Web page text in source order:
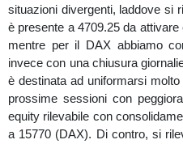
situazioni divergenti, laddove si
è presente a 4709.25 da
mentre per il DAX abbiamo
invece con una chiusura
è destinata ad uniformarsi
prossime sessioni con
equity rilevabile con
a 15770 (DAX). Di contro, si